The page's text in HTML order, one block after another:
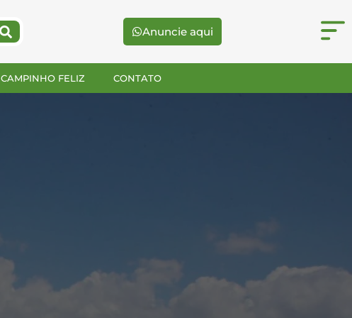
Anuncie aqui
CAMPINHO FELIZ CONTATO